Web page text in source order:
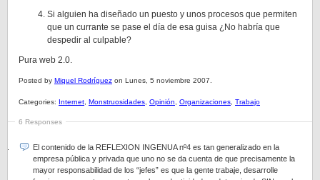
Si alguien ha diseñado un puesto y unos procesos que permiten
que un currante se pase el día de esa guisa ¿No habría que
despedir al culpable?
Pura web 2.0.
Posted by Miquel Rodríguez on Lunes, 5 noviembre 2007.
Categories: Internet Monstruosidades Opinión Organizaciones Trabajo
6 Responses
El contenido de la REFLEXION INGENUA nº4 es tan generalizado en la
empresa pública y privada que uno no se da cuenta de que precisamente la
mayor responsabilidad de los “jefes” es que la gente trabaje, desarrolle